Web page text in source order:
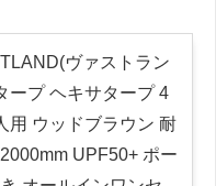
ヴァストラン
ープ ヘキサタープ 4
用 ウッドブラウン 耐
UPF50+ ポー